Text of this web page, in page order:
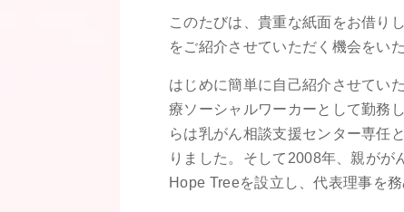
このたびは、貴重な紙面をお借り
をご紹介させていただく機会をい
はじめに簡単に自己紹介させてい
療ソーシャルワーカーとして勤務
らは乳がん相談支援センター専任
りました。そして2008年、親がが
Hope Treeを設立し、代表理事を務